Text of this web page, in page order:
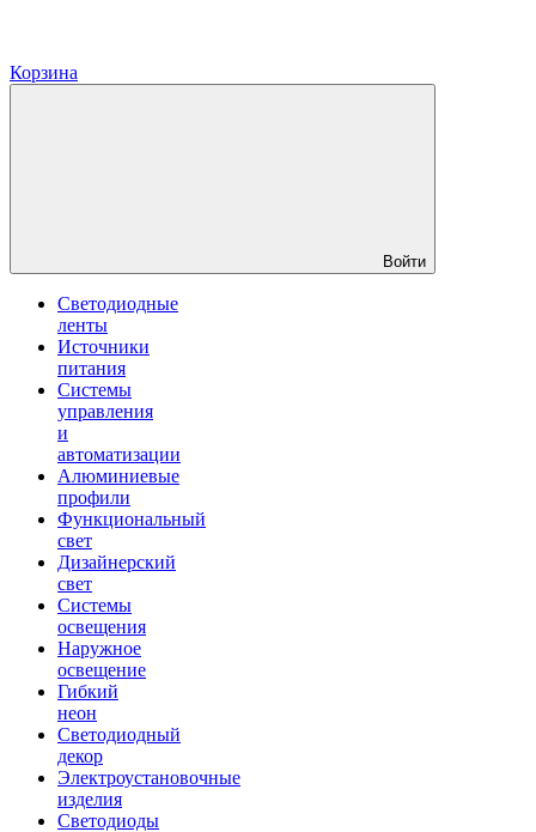
Корзина
Войти
Светодиодные
ленты
Источники
питания
Системы
управления
и
автоматизации
Алюминиевые
профили
Функциональный
свет
Дизайнерский
свет
Системы
освещения
Наружное
освещение
Гибкий
неон
Светодиодный
декор
Электроустановочные
изделия
Светодиоды